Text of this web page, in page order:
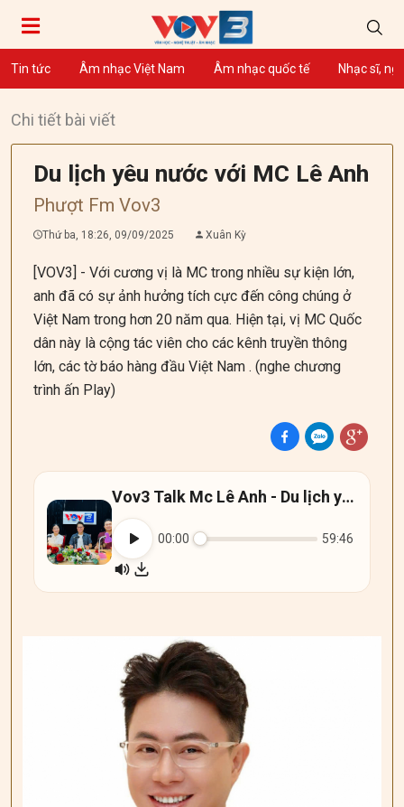
Tin tức Âm nhạc Việt Nam Âm nhạc quốc tế Nhạc sĩ,
Chi tiết bài viết
Du lịch yêu nước với MC Lê Anh
Phượt Fm Vov3
Thứ ba, 18:26, 09/09/2025 Xuân Kỳ
[VOV3] - Với cương vị là MC trong nhiều sự kiện lớn,
anh đã có sự ảnh hưởng tích cực đến công chúng ở
Việt Nam trong hơn 20 năm qua. Hiện tại, vị MC Quốc
dân này là cộng tác viên cho các kênh truyền thông
lớn, các tờ báo hàng đầu Việt Nam . (nghe chương
trình ấn Play)
Vov3 Talk Mc Lê Anh - Du lịch yêu nước
00:00 59:46